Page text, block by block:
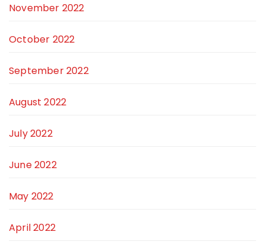
November 2022
October 2022
September 2022
August 2022
July 2022
June 2022
May 2022
April 2022